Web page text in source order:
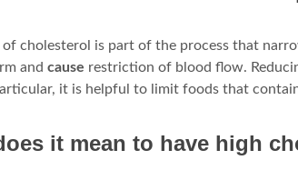
cholesterol is part of the process that
and cause restriction of blood flow.
it is helpful to limit foods that
it mean to have high